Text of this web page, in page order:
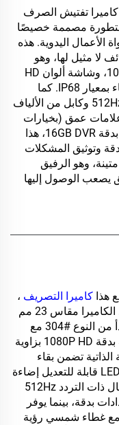
كاميرا تفتيش الصرف
متطورة مصممة خصيصًا
الأعمال اليدوية. هذه
لا مثيل لها، وهو
مزود بكاميرا ذاتية التسوية بدقة 1080P HD، وشاشة ألوان HD
مقاس 9 بوصات، وتكنولوجيا مقاومة للماء بمعيار IP68. كما
يحتوي على إرسال إشاري للسوند بتردد 512Hz وكابل من الألياف
بقطر 5 مم مع علامات عمق (بخيارات
وتوثيق المشكلات
وهو الرفيق
يصعب الوصول إليها
هذا كاميرا التصريف ،
مصمم لمعالجة تحديات السباكة المعقدة. الكاميرا مقاس 23 مم
(0.9 بوصة)، مغلفة في فولاذ مقاوم للصدأ من النوع #304 مع
عدسة من الياقوت، وتلتقط صورًا واضحة بدقة 1080P HD بزاوية
التسوية الذاتية تضمن بقاء
الصور منتصبة، في حين توفر 12 مصباح LED قابلة للتعديل إضاءة
حتى في أكثر الأماكن إظلامًا. وحدة الإرسال ذات التردد 512Hz
بدقة، بينما يوفر
الشاشة مقاس 9 بوصة بدقة HD1080P مع غطاء شمسي رؤية